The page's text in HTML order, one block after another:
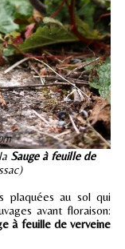
Sauge à feuille de
plaquées au sol qui
avant floraison:
à feuille de verveine